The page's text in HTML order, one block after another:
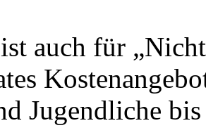
auch für
Jugendliche